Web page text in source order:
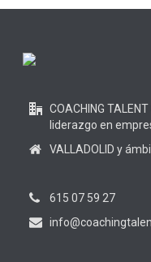
COACHING
liderazgo en
VALLADOLID y
615 07 59 27